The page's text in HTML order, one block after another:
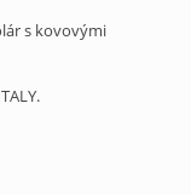
s kovovými